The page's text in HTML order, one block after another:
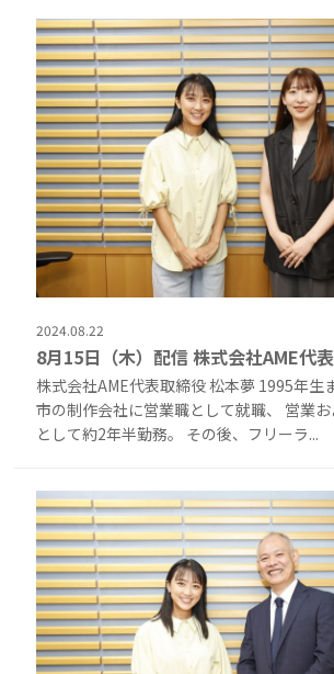
2024.08.22
8月15日（木）配信 株式会社AME代
株式会社AME代表取締役 松本夢 1995年生
市の制作会社に営業職として就職、 営業
として約2年半勤務。 その後、フリーラ...